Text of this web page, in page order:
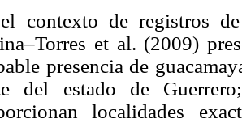
contexto de registros
et al. (2009)
presencia de
del estado de
localidades